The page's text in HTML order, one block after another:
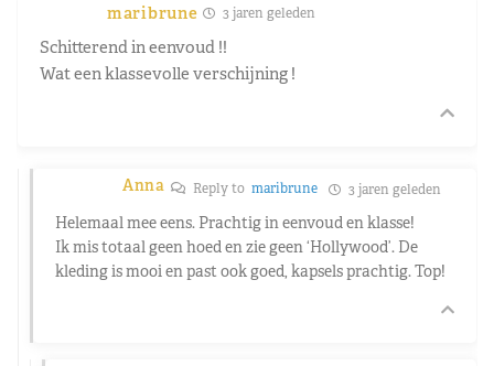
maribrune 3 jaren geleden
Schitterend in eenvoud !!
Wat een klassevolle verschijning !
Anna Reply to maribrune 3 jaren geleden
Helemaal mee eens. Prachtig in eenvoud en klasse!
Ik mis totaal geen hoed en zie geen ‘Hollywood’. De
kleding is mooi en past ook goed, kapsels prachtig. Top!